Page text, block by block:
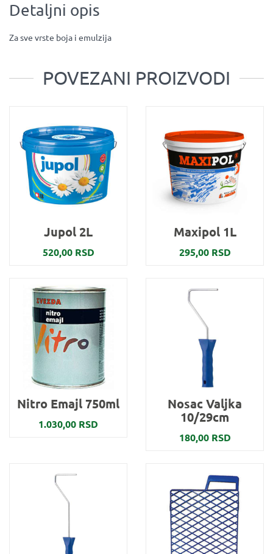
Detaljni opis
Za sve vrste boja i emulzija
POVEZANI PROIZVODI
Jupol 2L
520,00 RSD
Maxipol 1L
295,00 RSD
Nitro Emajl 750ml
1.030,00 RSD
Nosac Valjka
10/29cm
180,00 RSD